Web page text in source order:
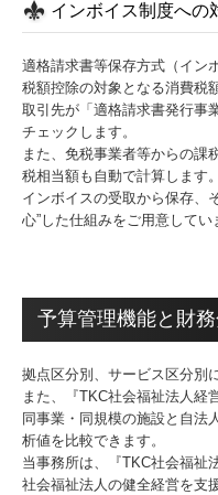
インボイス制度への
適格請求書等保存方式（イン
税額控除の対象となる消費税
取引先が「適格請求書発行事
チェックします。
また、免税事業者等からの課
税相当額も自動で計算します。
インボイスの受取から保存、
心”した仕組みをご用意してい
予算管理機能と財
拠点区分別、サービス区分別
また、『TKC社会福祉法人経
同事業・同規模の施設と自法
析値を比較できます。
当事務所は、『TKC社会福祉
社会福祉法人の健全経営を支